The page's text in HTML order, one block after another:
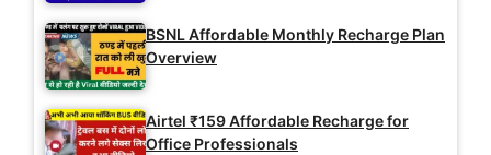
BSNL Affordable Monthly Recharge Plan
Overview
Airtel ₹159 Affordable Recharge for
Office Professionals